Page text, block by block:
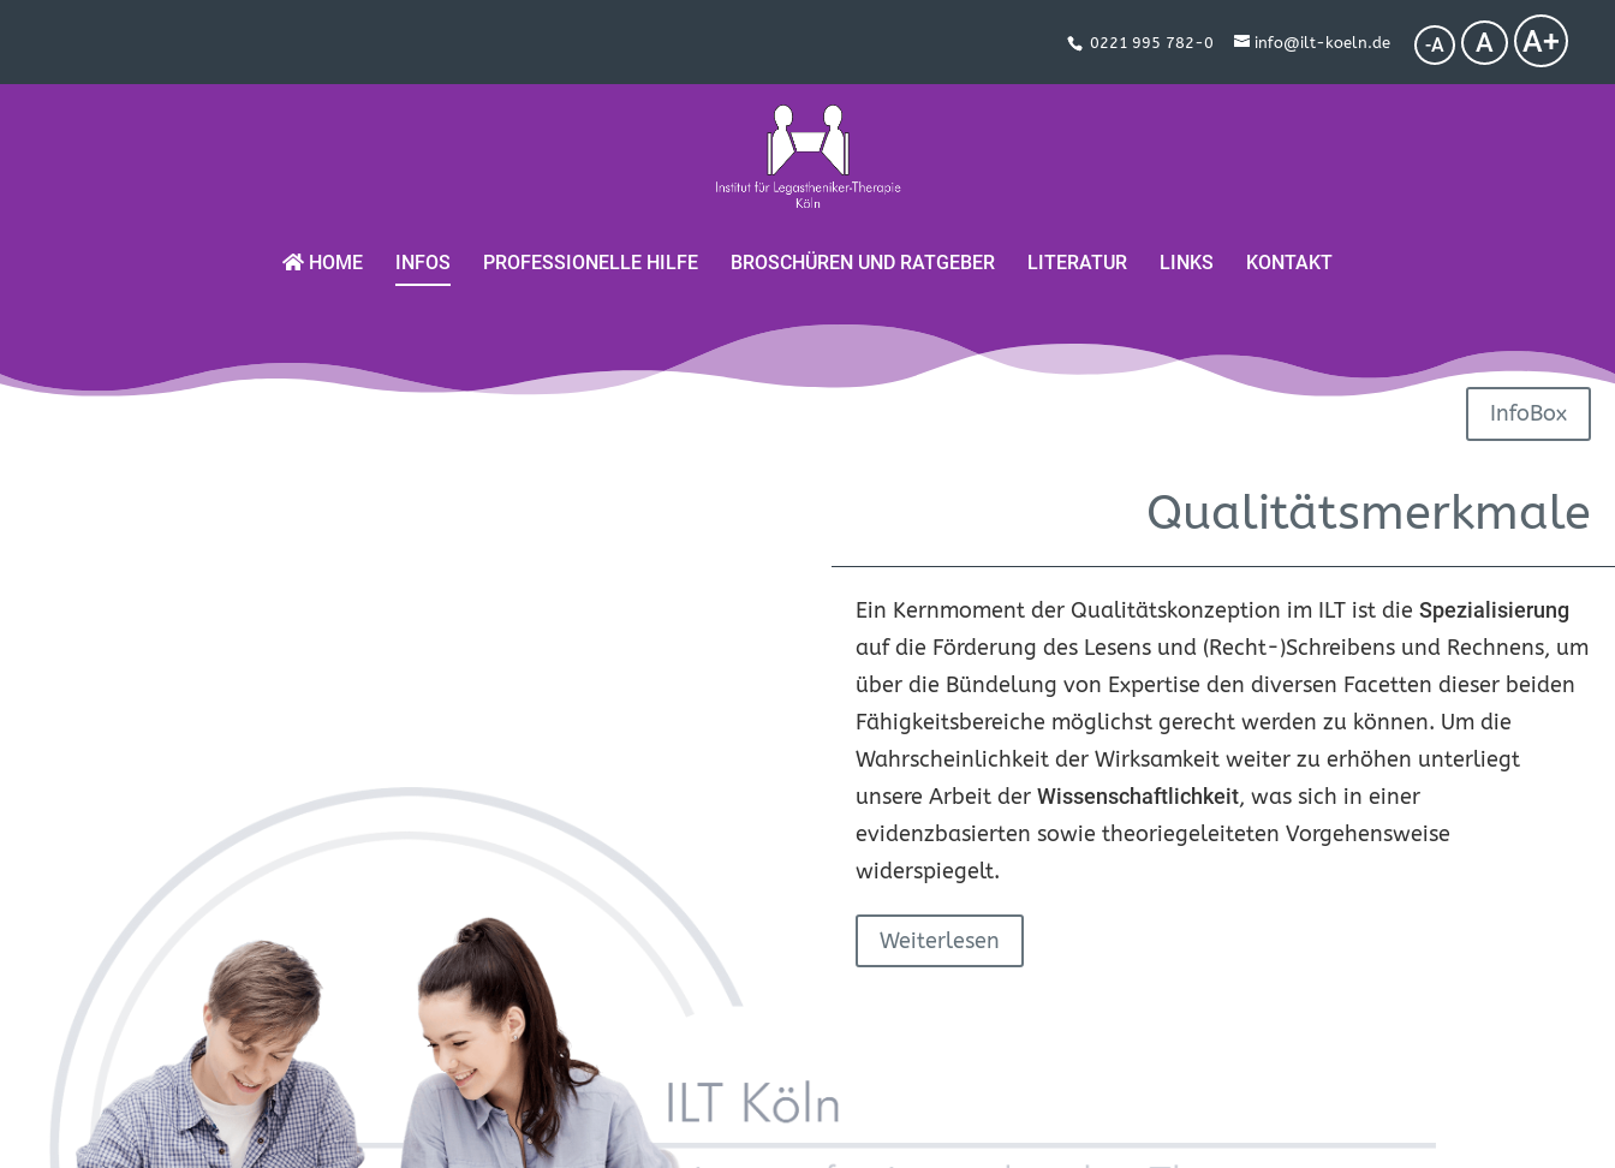
0221 995 782-0 info@ilt-koeln.de ASchrift
Kleiner.
ASchrift
100%.
A
HOME INFOS PROFESSIONELLE HILFE BROSCHÜREN UND RATGEBER LITERATUR LINKS KONTAKT
InfoBox
Qualitätsmerkmale
Ein Kernmoment der Qualitätskonzeption im ILT ist dieSpezialisierung
auf die Förderung des Lesens und (Recht-)Schreibens und Rechnens, um
über die Bündelung von Expertise den diversen Facetten dieser beiden
Fähigkeitsbereiche möglichst gerecht werden zu können. Um die
Wahrscheinlichkeit der Wirksamkeit weiter zu erhöhen unterliegt
unsere Arbeit derWissenschaftlichkeit, was sich in einer
evidenzbasierten sowie theoriegeleiteten Vorgehensweise
widerspiegelt.
Weiterlesen